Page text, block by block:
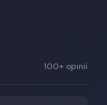
100+ opinii